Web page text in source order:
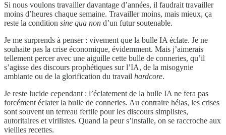
Si nous voulons travailler davantage d’années, il faudrait travailler
moins d’heures chaque semaine. Travailler moins, mais mieux, ça
reste la condition sine qua non d’un futur soutenable.
Je me surprends à penser : vivement que la bulle IA éclate. Je ne
souhaite pas la crise économique, évidemment. Mais j’aimerais
tellement percer avec une aiguille cette bulle de conneries, qu’il
s’agisse des discours prophétiques sur l’IA, de la misogynie
ambiante ou de la glorification du travail hardcore.
Je reste lucide cependant : l’éclatement de la bulle IA ne fera pas
forcément éclater la bulle de conneries. Au contraire hélas, les crises
sont souvent un terreau fertile pour les discours simplistes,
autoritaires et virilistes. Quand la peur s’installe, on se raccroche aux
vieilles recettes.